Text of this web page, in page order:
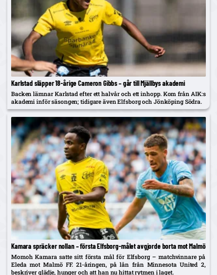
Karlstad släpper 18-årige Cameron Gibbs – går till Mjällbys akademi
Backen lämnar Karlstad efter ett halvår och ett inhopp. Kom från AIK:s
akademi inför säsongen; tidigare även Elfsborg och Jönköping Södra.
Kamara spräcker nollan – första Elfsborg-målet avgjorde borta mot Malmö
Momoh Kamara satte sitt första mål för Elfsborg – matchvinnare på
Eleda mot Malmö FF. 21-åringen, på lån från Minnesota United 2,
beskriver glädje, hunger och att han nu hittat rytmen i laget.